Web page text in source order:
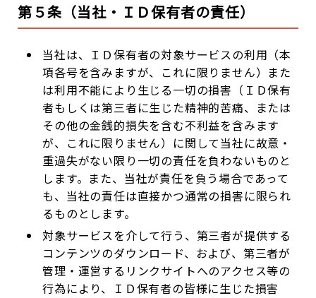
第５条（当社・ＩＤ保有者の責任）
当社は、ＩＤ保有者の対象サービスの利用（本
項各号を含みますが、これに限りません）また
は利用不能により生じる一切の損害（ＩＤ保有
者もしくは第三者に生じた精神的苦痛、または
その他の金銭的損失を含む不利益を含みます
が、これに限りません）に関して当社に故意・
重過失がない限り一切の責任を負わないものと
します。また、当社が責任を負う場合であって
も、当社の責任は直接かつ通常の損害に限られ
るものとします。
対象サービスを介して行う、第三者が提供する
コンテンツのダウンロード、および、第三者が
管理・運営するリンクサイトへのアクセス等の
行為により、ＩＤ保有者の皆様に生じた損害